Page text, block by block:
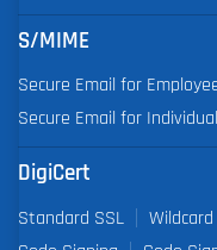
S/MIME
Secure Email for
Secure Email for Individual
DigiCert
Standard SSL Wildcard